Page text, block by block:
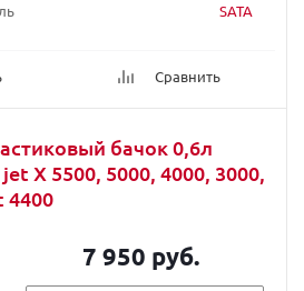
SATA
Сравнить
бачок 0,6л
X 5500, 5000, 4000, 3000,
4400
7 950 руб.